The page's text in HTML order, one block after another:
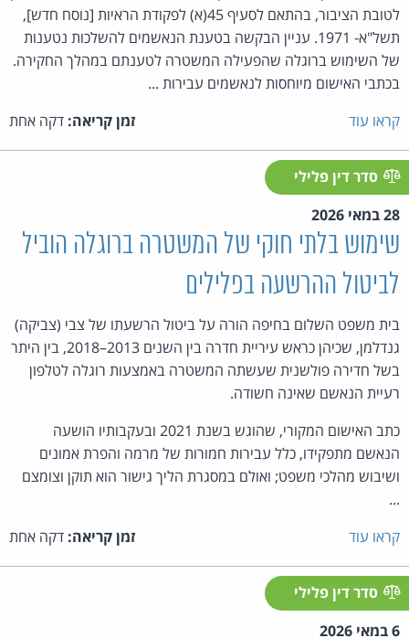
לטובת הציבור, בהתאם לסעיף 45(א) לפקודת הראיות [נוסח חדש],
תשל"א- 1971. עניין הבקשה בטענת הנאשמים להשלכות נטענות
של השימוש ברוגלה שהפעילה המשטרה לטענתם במהלך החקירה.
בכתבי האישום מיוחסות לנאשמים עבירות ...
קראו עוד
זמן קריאה: דקה אחת
סדר דין פלילי
28 במאי 2026
שימוש בלתי חוקי של המשטרה ברוגלה הוביל
לביטול ההרשעה בפלילים
בית משפט השלום בחיפה הורה על ביטול הרשעתו של צבי (צביקה)
גנדלמן, שכיהן כראש עיריית חדרה בין השנים 2013–2018, בין היתר
בשל חדירה פולשנית שעשתה המשטרה באמצעות רוגלה לטלפון
רעיית הנאשם שאינה חשודה.
כתב האישום המקורי, שהוגש בשנת 2021 ובעקבותיו הושעה
הנאשם מתפקידו, כלל עבירות חמורות של מרמה והפרת אמונים
ושיבוש מהלכי משפט; ואולם במסגרת הליך גישור הוא תוקן וצומצם
...
קראו עוד
זמן קריאה: דקה אחת
סדר דין פלילי
6 במאי 2026